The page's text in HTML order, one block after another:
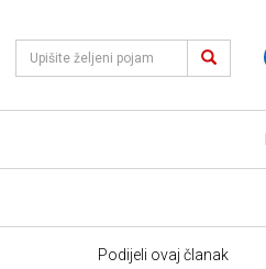
Podijeli ovaj članak